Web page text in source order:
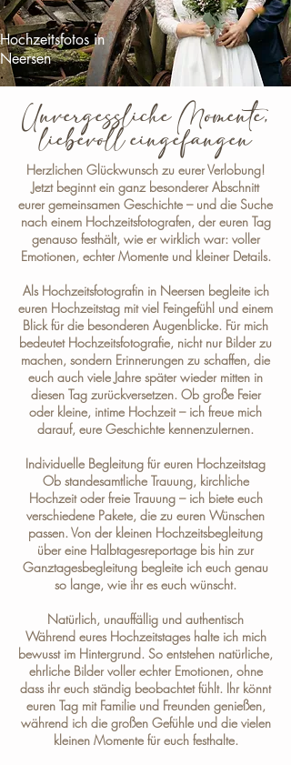
Hochzeitsfotos in
Neersen
Unvergessliche Momente,
liebevoll eingefangen
Herzlichen Glückwunsch zu eurer Verlobung!
Jetzt beginnt ein ganz besonderer Abschnitt
eurer gemeinsamen Geschichte – und die Suche
nach einem Hochzeitsfotografen, der euren Tag
genauso festhält, wie er wirklich war: voller
Emotionen, echter Momente und kleiner Details.
Als Hochzeitsfotografin in Neersenbegleite ich
euren Hochzeitstag mit viel Feingefühl und einem
Blick für die besonderen Augenblicke. Für mich
bedeutet Hochzeitsfotografie, nicht nur Bilder zu
machen, sondern Erinnerungen zu schaffen, die
euch auch viele Jahre später wieder mitten in
diesen Tag zurückversetzen. Ob große Feier
oder kleine, intime Hochzeit – ich freue mich
darauf, eure Geschichte kennenzulernen.
Individuelle Begleitung für euren Hochzeitstag
Ob standesamtliche Trauung, kirchliche
Hochzeit oder freie Trauung – ich biete euch
verschiedene Pakete, die zu euren Wünschen
passen. Von der kleinen Hochzeitsbegleitung
über eine Halbtagesreportage bis hin zur
Ganztagesbegleitung begleite ich euch genau
so lange, wie ihr es euch wünscht.
Natürlich, unauffällig und authentisch
Während eures Hochzeitstages halte ich mich
bewusst im Hintergrund. So entstehen natürliche,
ehrliche Bilder voller echter Emotionen, ohne
dass ihr euch ständig beobachtet fühlt. Ihr könnt
euren Tag mit Familie und Freunden genießen,
während ich die großen Gefühle und die vielen
kleinen Momente für euch festhalte.